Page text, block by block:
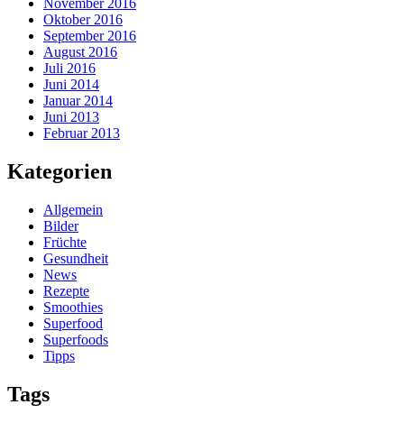
November 2016
Oktober 2016
September 2016
August 2016
Juli 2016
Juni 2014
Januar 2014
Juni 2013
Februar 2013
Kategorien
Allgemein
Bilder
Früchte
Gesundheit
News
Rezepte
Smoothies
Superfood
Superfoods
Tipps
Tags